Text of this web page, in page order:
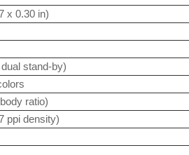
x 0.30 in)
stand-by)
ratio)
ppi density)